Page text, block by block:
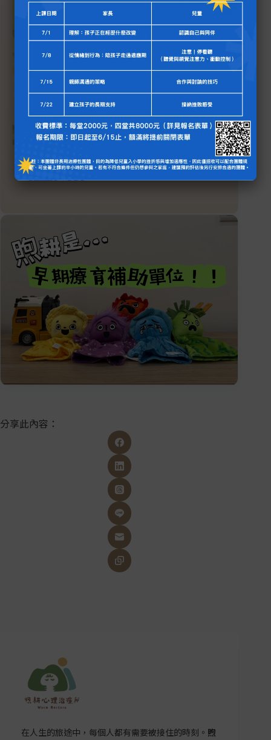
分享此內容：
在人生的旅途中，每個人都有需要被接住的時刻。 煦